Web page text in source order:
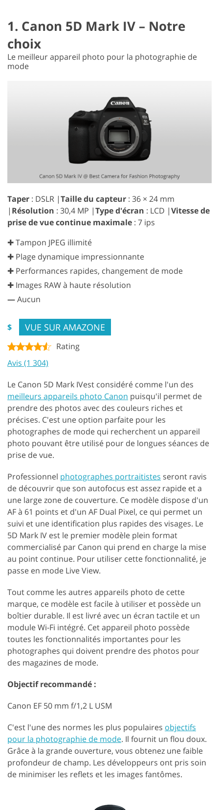
1. Canon 5D Mark IV – Notre
choix
Le meilleur appareil photo pour la photographie de
mode
Taper : DSLR |Taille du capteur : 36 × 24 mm
| Résolution : 30,4 MP |Type d'écran : LCD |Vitesse de
prise de vue continue maximale : 7 ips
✚ Tampon JPEG illimité
✚ Plage dynamique impressionnante
✚ Performances rapides, changement de mode
✚ Images RAW à haute résolution
—Aucun
$ VUE SUR AMAZONE
Rating
Avis (1 304)
Le Canon 5D Mark IVest considéré comme l'un des
meilleurs appareils photo Canon puisqu'il permet de
prendre des photos avec des couleurs riches et
précises. C'est une option parfaite pour les
photographes de mode qui recherchent un appareil
photo pouvant être utilisé pour de longues séances de
prise de vue.
Professionnel photographes portraitistes seront ravis
de découvrir que son autofocus est assez rapide et a
une large zone de couverture. Ce modèle dispose d'un
AF à 61 points et d'un AF Dual Pixel, ce qui permet un
suivi et une identification plus rapides des visages. Le
5D Mark IV est le premier modèle plein format
commercialisé par Canon qui prend en charge la mise
au point continue. Pour utiliser cette fonctionnalité, je
passe en mode Live View.
Tout comme les autres appareils photo de cette
marque, ce modèle est facile à utiliser et possède un
boîtier durable. Il est livré avec un écran tactile et un
module Wi-Fi intégré. Cet appareil photo possède
toutes les fonctionnalités importantes pour les
photographes qui doivent prendre des photos pour
des magazines de mode.
Objectif recommandé :
Canon EF 50 mm f/1,2 L USM
C'est l'une des normes les plus populaires objectifs
pour la photographie de mode. Il fournit un flou doux.
Grâce à la grande ouverture, vous obtenez une faible
profondeur de champ. Les développeurs ont pris soin
de minimiser les reflets et les images fantômes.